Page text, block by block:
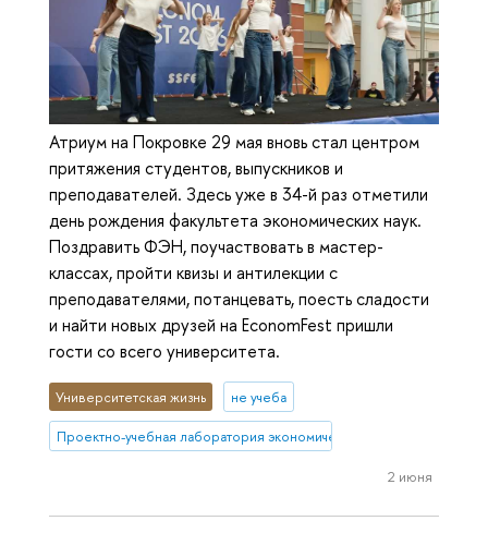
Атриум на Покровке 29 мая вновь стал центром
притяжения студентов, выпускников и
преподавателей. Здесь уже в 34-й раз отметили
день рождения факультета экономических наук.
Поздравить ФЭН, поучаствовать в мастер-
классах, пройти квизы и антилекции с
преподавателями, потанцевать, поесть сладости
и найти новых друзей на EconomFest пришли
гости со всего университета.
Университетская жизнь не учеба
Проектно-учебная лаборатория экономической журналистики
2 июня